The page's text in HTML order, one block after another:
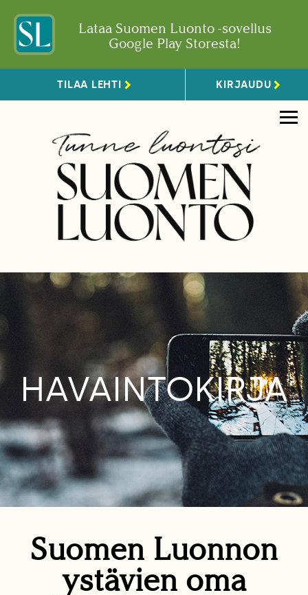
Lataa Suomen Luonto -sovellus
Google Play Storesta!
TILAA LEHTI KIRJAUDU
HAVAINTOKIRJA
Suomen Luonnon
ystävien oma